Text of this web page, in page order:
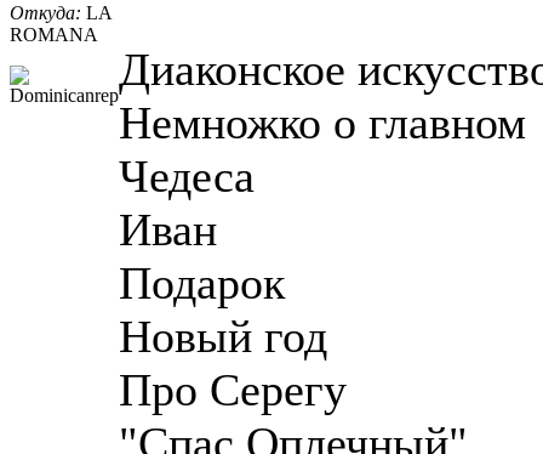
Откуда: LA
ROMANA
Диаконское
Немножко о главном
Чедеса
Иван
Подарок
Новый год
Про Серегу
"Спас Оплечный"